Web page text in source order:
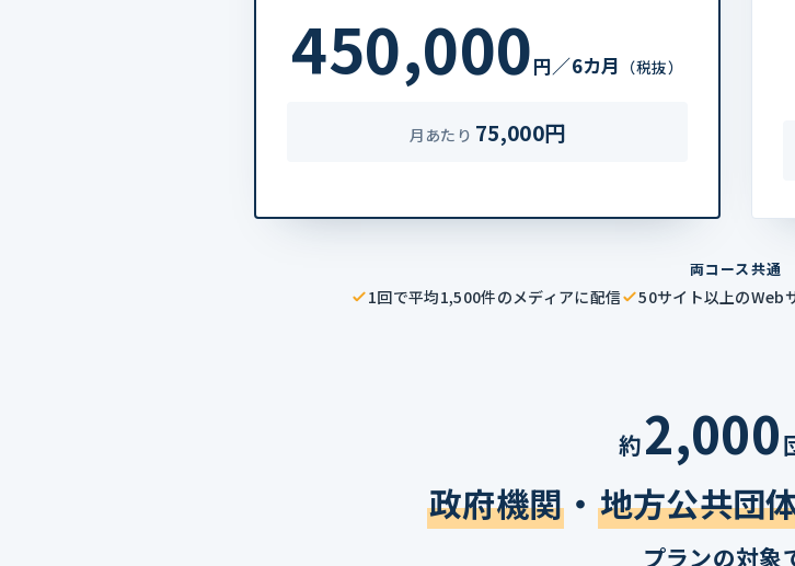
450,000円／6カ月 （税抜）
月あたり 75,000円
両コース共通
1回で平均1,500件のメディアに配信 50サイト以上のWeb
約2,000
政府機関 ・ 地方公共団
プランの対象